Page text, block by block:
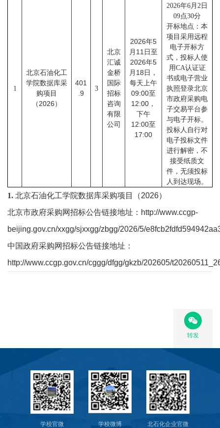
业
教
育
教
伍
1
北京石油化工
学院数据库采
购项目
（ 2026 ）
401
.9
3
北京
汇诚
金桥
国际
招标
咨询
有限
公司
2026年5
月 11 日至
2026年5
月 18 日，
每天上午
09:00至
12:00 ，
下午
12:00至
17:00
2026年6月2日
09点30分
开标地点：本
项目采用远程
电子开标方
式，投标人使
用CA认证证
书或电子营业
执照登录北京
市政府采购电
子交易平台参
与电子开标。
投标人自行对
电子投标文件
进行解密，不
接受纸质文
件，无须投标
人到达现场。
1. 北京石油化工学院数据库采购项目（2026）
北京市政府采购网招标公告链接地址： http://www.ccgp-
beijing.gov.cn/xxgg/sjxxgg/zbgg/2026/5/
中国政府采购网招标公告链接地址：
http://www.ccgp.gov.cn/cggg/dfgg/gkzb/202605/
转发
学校官微 学校微博 北石化企业官微